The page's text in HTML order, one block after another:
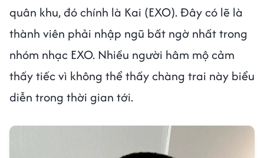
quân khu, đó chính là Kai (EXO). Đây có lẽ là
thành viên phải nhập ngũ bất ngờ nhất trong
nhóm nhạc EXO. Nhiều người hâm mộ cảm
thấy tiếc vì không thể thấy chàng trai này biểu
diễn trong thời gian tới.